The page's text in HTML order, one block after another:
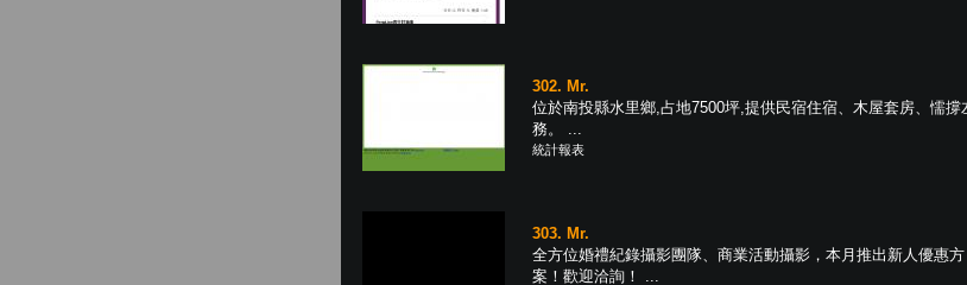
302. Mr.
位於南投縣水里鄉,占地7500坪,提供民宿住宿、木屋套房、懦撐
務。 ...
統計報表
303. Mr.
全方位婚禮紀錄攝影團隊、商業活動攝影，本月推出新人優惠方
案！歡迎洽詢！ ...